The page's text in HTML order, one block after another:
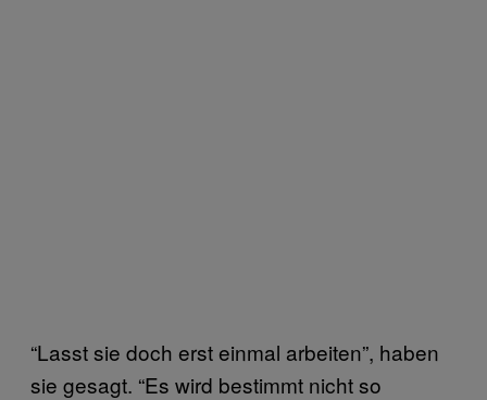
“Lasst sie doch erst einmal arbeiten”, haben
sie gesagt. “Es wird bestimmt nicht so